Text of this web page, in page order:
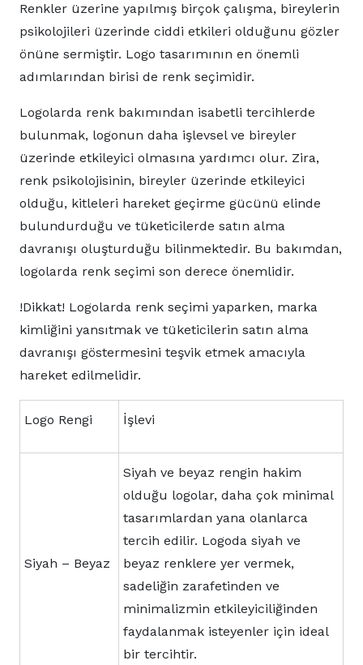
Renkler üzerine yapılmış birçok çalışma, bireylerin
psikolojileri üzerinde ciddi etkileri olduğunu gözler
önüne sermiştir. Logo tasarımının en önemli
adımlarından birisi de renk seçimidir.
Logolarda renk bakımından isabetli tercihlerde
bulunmak, logonun daha işlevsel ve bireyler
üzerinde etkileyici olmasına yardımcı olur. Zira,
renk psikolojisinin, bireyler üzerinde etkileyici
olduğu, kitleleri hareket geçirme gücünü elinde
bulundurduğu ve tüketicilerde satın alma
davranışı oluşturduğu bilinmektedir. Bu bakımdan,
logolarda renk seçimi son derece önemlidir.
!Dikkat! Logolarda renk seçimi yaparken, marka
kimliğini yansıtmak ve tüketicilerin satın alma
davranışı göstermesini teşvik etmek amacıyla
hareket edilmelidir.
Logo Rengi İşlevi
Siyah – Beyaz
Siyah ve beyaz rengin hakim
olduğu logolar, daha çok minimal
tasarımlardan yana olanlarca
tercih edilir. Logoda siyah ve
beyaz renklere yer vermek,
sadeliğin zarafetinden ve
minimalizmin etkileyiciliğinden
faydalanmak isteyenler için ideal
bir tercihtir.